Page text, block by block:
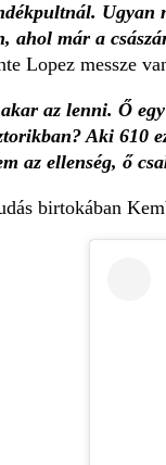
ahol már a
Lopez messze
az lenni. Ő
Aki 610
az ellenség, ő
birtokában